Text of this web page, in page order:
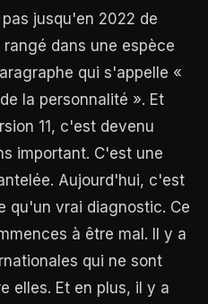
jusqu'en 2022 de
dans une espèce
qui s'appelle «
la personnalité ». Et
11, c'est devenu
important. C'est une
Aujourd'hui, c'est
qu'un vrai diagnostic. Ce
à être mal. Il y a
qui ne sont
elles. Et en plus, il y a